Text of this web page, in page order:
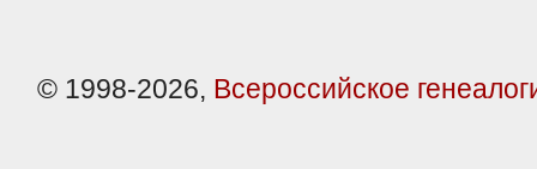
© 1998-2026, Всероссийское